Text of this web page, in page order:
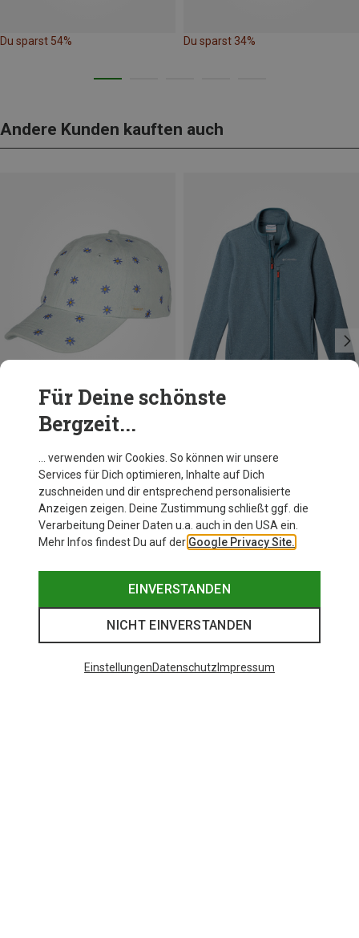
Du sparst 54% Du sparst 34%
Andere Kunden kauften auch
Du sparst 34%
Für Deine schönste
Bergzeit...
… verwenden wir Cookies. So können wir unsere
Services für Dich optimieren, Inhalte auf Dich
zuschneiden und dir entsprechend personalisierte
Anzeigen zeigen. Deine Zustimmung schließt ggf. die
Verarbeitung Deiner Daten u.a. auch in den USA ein.
Mehr Infos findest Du auf der Google Privacy Site.
EINVERSTANDEN
NICHT EINVERSTANDEN
EinstellungenDatenschutz Impressum